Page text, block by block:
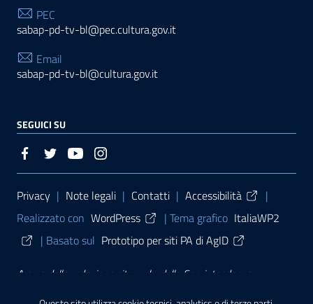
PEC
sabap-pd-tv-bl@pec.cultura.gov.it
Email
sabap-pd-tv-bl@cultura.gov.it
SEGUICI SU
Sezione Link Utili
Privacy | Note legali | Contatti | Accessibilità
|
Realizzato con WordPress | Tema grafico ItaliaWP2
| Basato sul Prototipo per siti PA di AgID
A cura della
redazione sito web della Soprintendenza
archeologia, belle arti e paesaggio per le province di Padova,